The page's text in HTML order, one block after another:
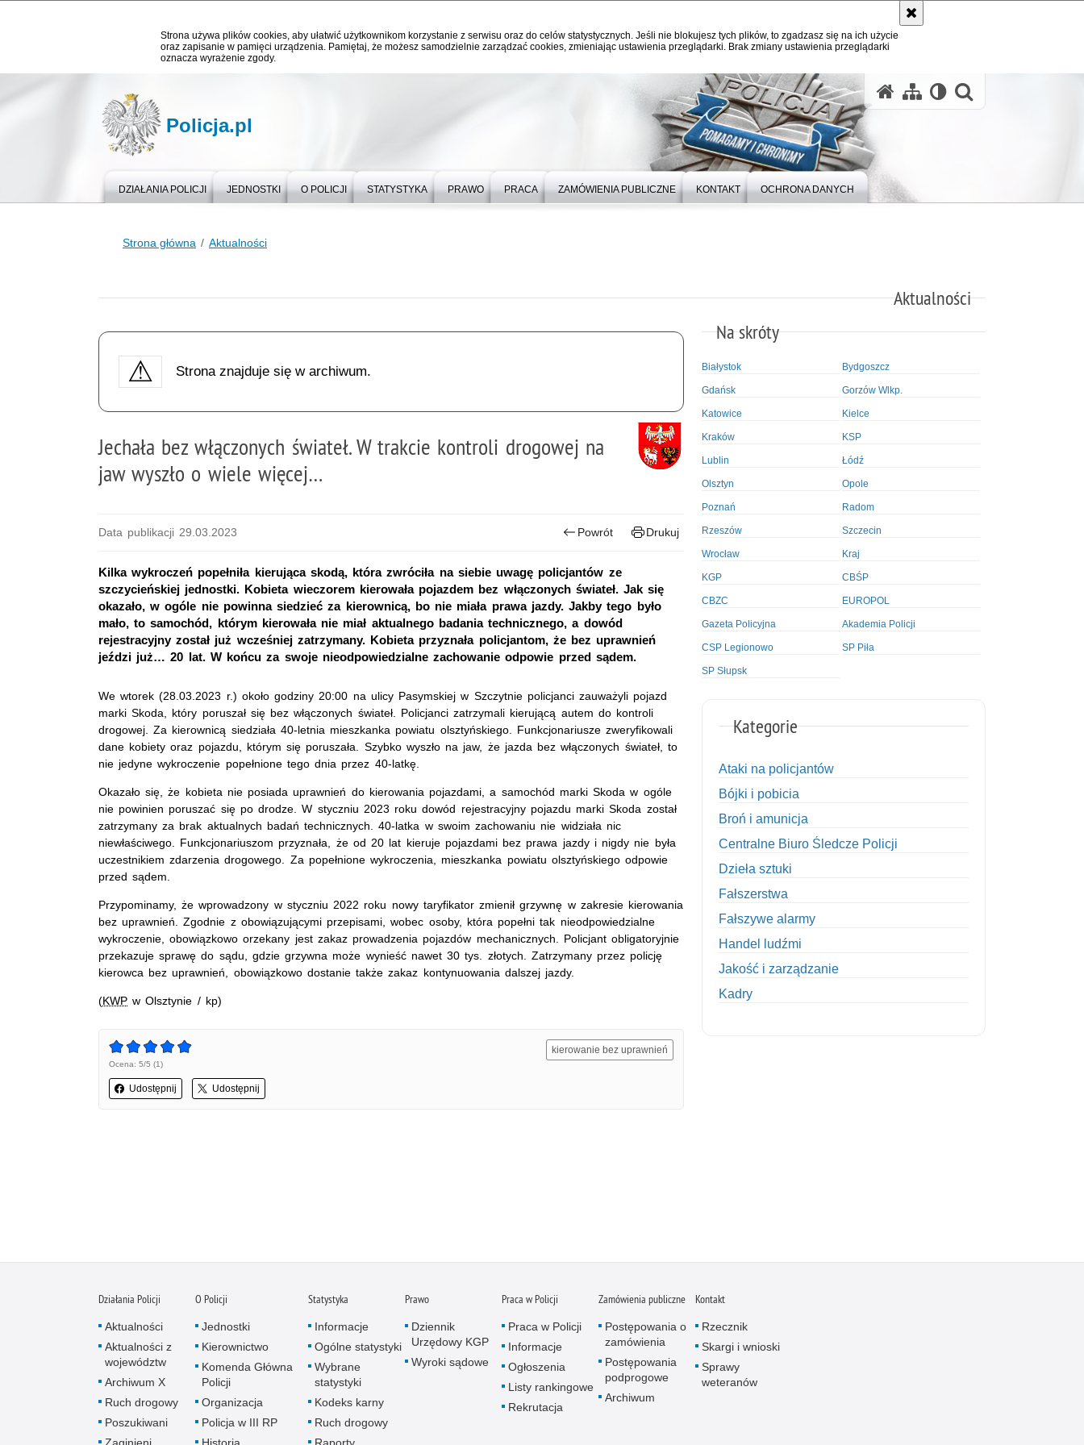
Strona używa plików cookies, aby ułatwić użytkownikom korzystanie z serwisu oraz do celów statystycznych. Jeśli nie blokujesz tych plików, to zgadzasz się na ich użycie
oraz zapisanie w pamięci urządzenia. Pamiętaj, że możesz samodzielnie zarządzać cookies, zmieniając ustawienia przeglądarki. Brak zmiany ustawienia przeglądarki
oznacza wyrażenie zgody.
Policja.pl
DZIAŁANIA POLICJI JEDNOSTKI O POLICJI STATYSTYKA PRAWO PRACA ZAMÓWIENIA PUBLICZNE KONTAKT OCHRONA DANYCH
Strona główna Aktualności
Aktualności
Strona znajduje się w archiwum.
Jechała bez włączonych świateł. W trakcie kontroli drogowej na
jaw wyszło o wiele więcej…
Data publikacji 29.03.2023 Powrót Drukuj
Kilka wykroczeń popełniła kierująca skodą, która zwróciła na siebie uwagę policjantów ze
szczycieńskiej jednostki. Kobieta wieczorem kierowała pojazdem bez włączonych świateł. Jak się
okazało, w ogóle nie powinna siedzieć za kierownicą, bo nie miała prawa jazdy. Jakby tego było
mało, to samochód, którym kierowała nie miał aktualnego badania technicznego, a dowód
rejestracyjny został już wcześniej zatrzymany. Kobieta przyznała policjantom, że bez uprawnień
jeździ już… 20 lat. W końcu za swoje nieodpowiedzialne zachowanie odpowie przed sądem.
We wtorek (28.03.2023 r.) około godziny 20:00 na ulicy Pasymskiej w Szczytnie policjanci zauważyli pojazd
marki Skoda, który poruszał się bez włączonych świateł. Policjanci zatrzymali kierującą autem do kontroli
drogowej. Za kierownicą siedziała 40-letnia mieszkanka powiatu olsztyńskiego. Funkcjonariusze zweryfikowali
dane kobiety oraz pojazdu, którym się poruszała. Szybko wyszło na jaw, że jazda bez włączonych świateł, to
nie jedyne wykroczenie popełnione tego dnia przez 40-latkę.
Okazało się, że kobieta nie posiada uprawnień do kierowania pojazdami, a samochód marki Skoda w ogóle
nie powinien poruszać się po drodze. W styczniu 2023 roku dowód rejestracyjny pojazdu marki Skoda został
zatrzymany za brak aktualnych badań technicznych. 40-latka w swoim zachowaniu nie widziała nic
niewłaściwego. Funkcjonariuszom przyznała, że od 20 lat kieruje pojazdami bez prawa jazdy i nigdy nie była
uczestnikiem zdarzenia drogowego. Za popełnione wykroczenia, mieszkanka powiatu olsztyńskiego odpowie
przed sądem.
Przypominamy, że wprowadzony w styczniu 2022 roku nowy taryfikator zmienił grzywnę w zakresie kierowania
bez uprawnień. Zgodnie z obowiązującymi przepisami, wobec osoby, która popełni tak nieodpowiedzialne
wykroczenie, obowiązkowo orzekany jest zakaz prowadzenia pojazdów mechanicznych. Policjant obligatoryjnie
przekazuje sprawę do sądu, gdzie grzywna może wynieść nawet 30 tys. złotych. Zatrzymany przez policję
kierowca bez uprawnień, obowiązkowo dostanie także zakaz kontynuowania dalszej jazdy.
(KWP w Olsztynie / kp)
Ocena: 5/5 (1)
Udostępnij Udostępnij
kierowanie bez uprawnień
Na skróty
Białystok Bydgoszcz
Gdańsk Gorzów Wlkp.
Katowice Kielce
Kraków KSP
Lublin Łódź
Olsztyn Opole
Poznań Radom
Rzeszów Szczecin
Wrocław Kraj
KGP CBŚP
CBZC EUROPOL
Gazeta Policyjna Akademia Policji
CSP Legionowo SP Piła
SP Słupsk
Kategorie
Ataki na policjantów
Bójki i pobicia
Broń i amunicja
Centralne Biuro Śledcze Policji
Dzieła sztuki
Fałszerstwa
Fałszywe alarmy
Handel ludźmi
Jakość i zarządzanie
Kadry
Nielegalny handel farmaceutykami
Nietrzeźwi opiekunowie
Nietrzeźwi pracownicy
Działania Policji
Aktualności
Aktualności z
województw
Archiwum X
Ruch drogowy
Poszukiwani
Zaginieni
O Policji
Jednostki
Kierownictwo
Komenda Główna
Policji
Organizacja
Policja w III RP
Historia
Statystyka
Informacje
Ogólne statystyki
Wybrane
statystyki
Kodeks karny
Ruch drogowy
Raporty
Prawo
Dziennik
Urzędowy KGP
Wyroki sądowe
Praca w Policji
Praca w Policji
Informacje
Ogłoszenia
Listy rankingowe
Rekrutacja
Zamówienia publiczne
Postępowania o
zamówienia
Postępowania
podprogowe
Archiwum
Kontakt
Rzecznik
Skargi i wnioski
Sprawy
weteranów